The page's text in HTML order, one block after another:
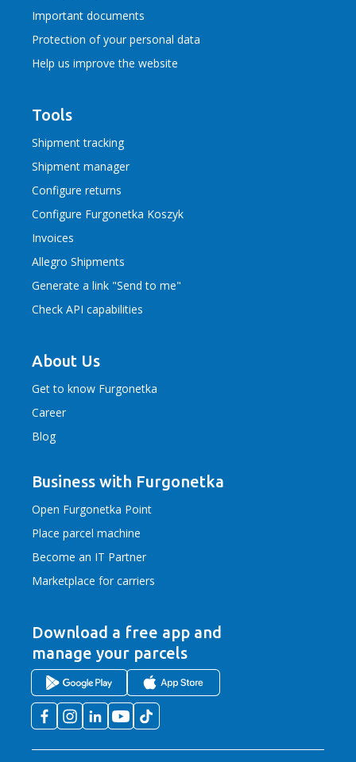
Important documents
Protection of your personal data
Help us improve the website
Tools
Shipment tracking
Shipment manager
Configure returns
Configure Furgonetka Koszyk
Invoices
Allegro Shipments
Generate a link "Send to me"
Check API capabilities
About Us
Get to know Furgonetka
Career
Blog
Business with Furgonetka
Open Furgonetka Point
Place parcel machine
Become an IT Partner
Marketplace for carriers
Download a free app and
manage your parcels